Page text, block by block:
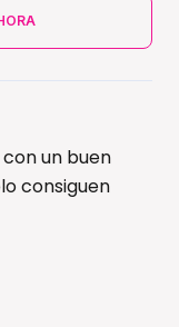
un buen
consiguen